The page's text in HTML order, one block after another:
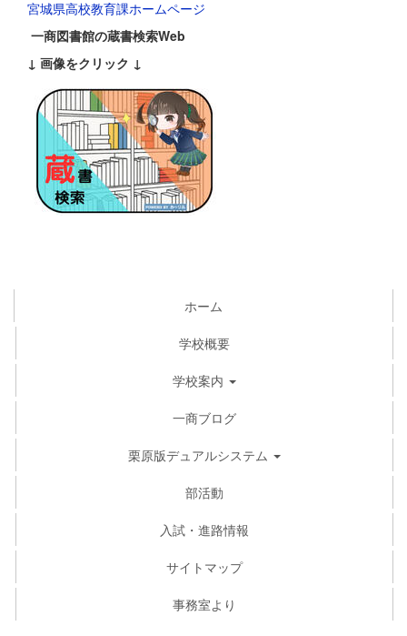
宮城県高校教育課ホームページ
一商図書館の蔵書検索Web
↓ 画像をクリック ↓
ホーム
学校概要
学校案内
一商ブログ
栗原版デュアルシステム
部活動
入試・進路情報
サイトマップ
事務室より